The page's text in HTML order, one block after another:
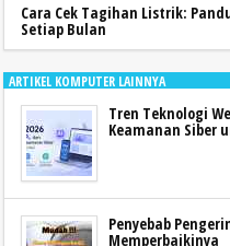
Cara Cek Tagihan Listrik:
Setiap Bulan
ARTIKEL KOMPUTER LAINNYA
Tren Teknologi
Keamanan Siber
Penyebab
Memperbaikinya